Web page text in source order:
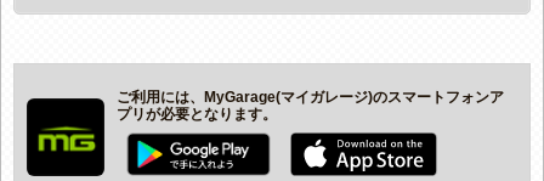
ご利用には、MyGarage(マイガレージ)のスマートフォンア
プリが必要となります。